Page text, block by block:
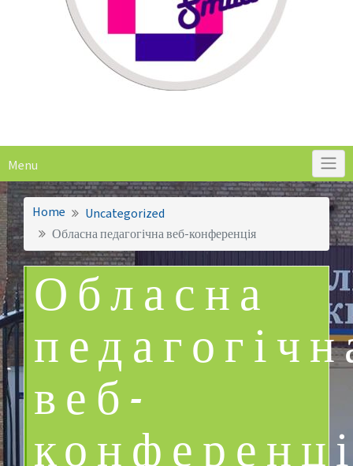
Menu
Home
Uncategorized
Обласна педагогічна веб-конференція
Обласна
веб-